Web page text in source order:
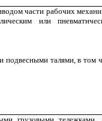
части рабочих
или
подвесными талями,в том